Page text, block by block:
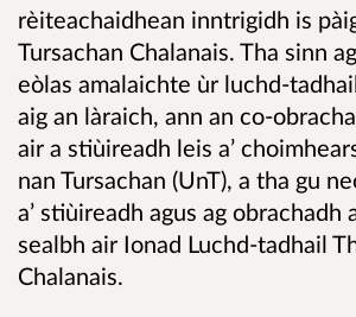
rèiteachaidhean inntrigidh is
Tursachan Chalanais. Tha sinn
eòlas amalaichte ùr luchd-
aig an làraich, ann an co-
air a stiùireadh leis a’
nan Tursachan (UnT), a tha gu
a’ stiùireadh agus ag obrachadh
sealbh air Ionad Luchd-tadhail
Chalanais.